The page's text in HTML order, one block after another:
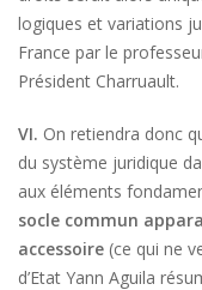
logiques et variations
France par le
Président Charruault.
VI. On retiendra donc
du système juridique
aux éléments
socle commun
accessoire (ce qui ne
d’Etat Yann Aguila